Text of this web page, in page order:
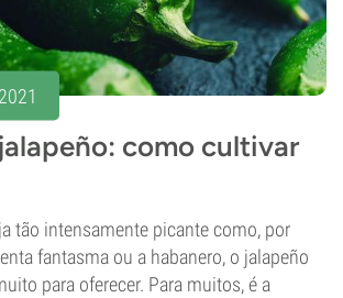
como cultivar
tão intensamente picante como, por
fantasma ou a habanero, o jalapeño
para oferecer. Para muitos, é a